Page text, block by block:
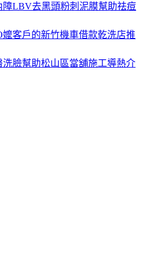
障LBV去黑頭粉刺泥膜幫助祛痘
客戶的新竹機車借款乾洗店推
臉幫助松山區當舖施工導熱介